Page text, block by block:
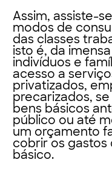
Assim, assiste-
modos de
das classes
isto é, da
indivíduos e
acesso a
privatizados,
precarizados,
bens básicos
público ou até
um orçamento
cobrir os
básico.